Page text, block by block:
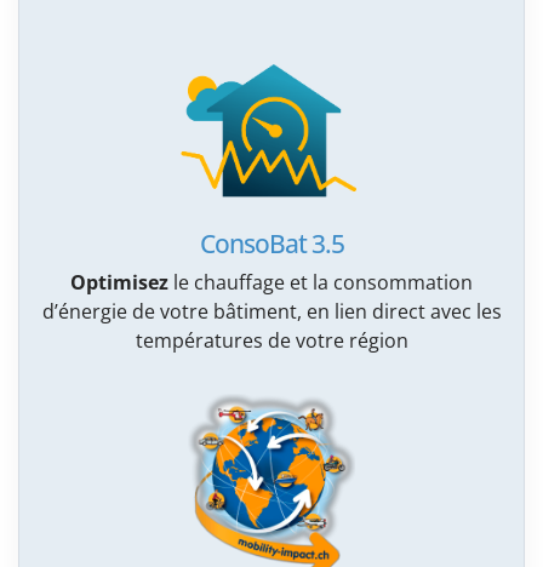
ConsoBat 3.5
Optimisez le chauffage et la consommation
d’énergie de votre bâtiment, en lien direct avec les
températures de votre région